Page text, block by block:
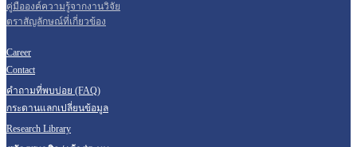
คู่มือองค์ความรู้จากงานวิจัย
ตราสัญลักษณ์ที่เกี่ยวข้อง
Career
Contact
คำถามที่พบบ่อย (FAQ)
กระดานแลกเปลี่ยนข้อมูล
Research Library